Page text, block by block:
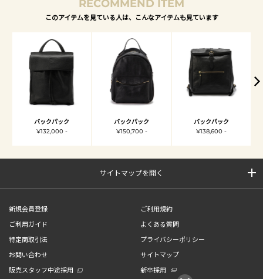
RECOMMEND ITEM
このアイテムを見ている人は、こんなアイテムも見ています
バックパック
¥132,000 -
バックパック
¥150,700 -
バックパック
¥138,600 -
サイトマップを開く
新規会員登録
ご利用規約
ご利用ガイド
よくある質問
特定商取引法
プライバシーポリシー
お問い合わせ
サイトマップ
販売スタッフ中途採用
新卒採用